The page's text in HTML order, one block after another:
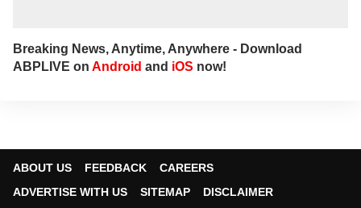
Breaking News, Anytime, Anywhere - Download
ABPLIVE on Android and iOS now!
ABOUT US FEEDBACK
CAREERS
ADVERTISE WITH US
SITEMAP
DISCLAIMER